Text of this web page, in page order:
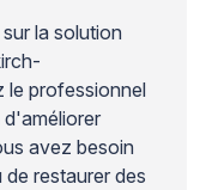
la solution
le professionnel
avez besoin
restaurer des